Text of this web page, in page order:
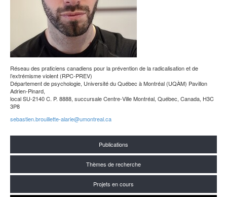
Réseau des praticiens canadiens pour la prévention de la radicalisation et de
l’extrémisme violent (RPC-PREV)
Département de psychologie, Université du Québec à Montréal (UQÀM) Pavillon
Adrien-Pinard,
local SU-2140 C. P. 8888, succursale Centre-Ville Montréal, Québec, Canada, H3C
3P8
sebastien.brouillette-alarie@umontreal.ca
Publications
Thèmes de recherche
Projets en cours